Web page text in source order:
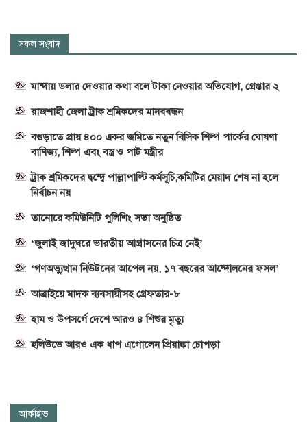
সকল সংবাদ
মান্দায় ডলার দেওয়ার কথা বলে টাকা নেওয়ার অভিযোগ, গ্রেপ্তার ২
রাজশাহী জেলা ট্রাক শ্রমিকদের মানববন্ধন
বগুড়াতে প্রায় ৪০০ একর জমিতে নতুন বিসিক শিল্প পার্কের ঘোষণা
বাণিজ্য, শিল্প এবং বস্ত্র ও পাট মন্ত্রীর
ট্রাক শ্রমিকদের দ্বন্দ্বে পাল্লাপাল্টি কর্মসূচি,কমিটির মেয়াদ শেষ না হলে
নির্বাচন নয়
তানোরে কমিউনিটি পুলিশিং সভা অনুষ্ঠিত
‘জুলাই জাদুঘরে ভারতীয় আগ্রাসনের চিত্র নেই’
‘গণঅভ্যুত্থান নিউটনের আপেল নয়, ১৭ বছরের আন্দোলনের ফসল’
আত্রাইয়ে মাদক ব্যবসায়ীসহ গ্রেফতার-৮
হাম ও উপসর্গে দেশে আরও ৪ শিশুর মৃত্যু
হলিউডে আরও এক ধাপ এগোলেন প্রিয়াঙ্কা চোপড়া
আর্কাইভ